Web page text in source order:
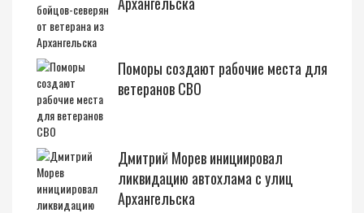
Поморы создают рабочие места для
ветеранов СВО
Дмитрий Морев инициировал
ликвидацию автохлама с улиц
Архангельска